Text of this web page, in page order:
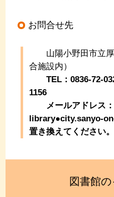
お問合せ先
山陽小野田市立厚
合施設内）
TEL：0836-72-
1156
メールアドレス：
library●city.sanyo-
置き換えてください。
図書館